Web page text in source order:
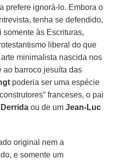
prefere ignorá-lo. Embora o
tenha se defendido,
às Escrituras,
liberal do que
minimalista nascida nos
ao barroco jesuíta das
poderia ser uma espécie
franceses, o pai
ou de umJean-Luc
original nem a
e somente um